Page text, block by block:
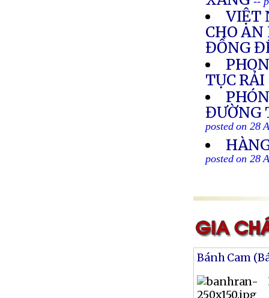
VIỆT
CHO AN
ĐỒNG
TỤC
ĐƯỜNG
posted on 28
posted on 28
Bánh Cam